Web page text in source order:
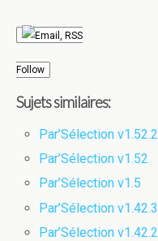
Follow
Sujets similaires:
Par’Sélection v1.52.2
Par’Sélection v1.52
Par’Sélection v1.5
Par’Sélection v1.42.3
Par’Sélection v1.42.2